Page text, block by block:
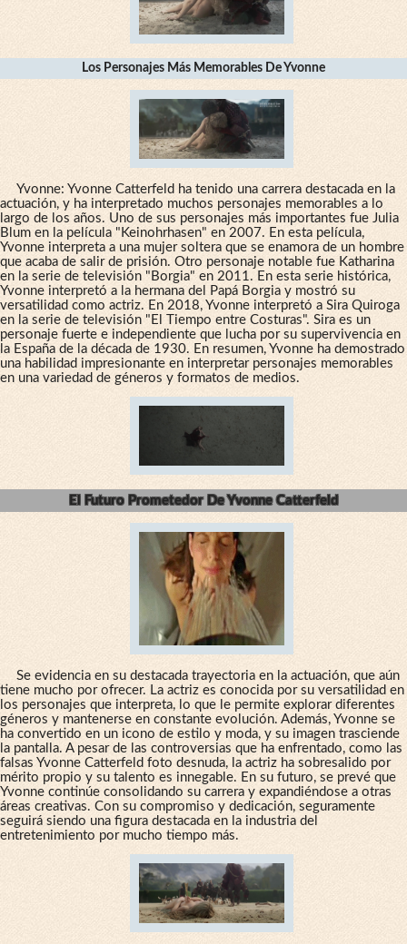
Los Personajes Más Memorables De Yvonne
Yvonne: Yvonne Catterfeld ha tenido una carrera destacada en la
actuación, y ha interpretado muchos personajes memorables a lo
largo de los años. Uno de sus personajes más importantes fue Julia
Blum en la película "Keinohrhasen" en 2007. En esta película,
Yvonne interpreta a una mujer soltera que se enamora de un hombre
que acaba de salir de prisión. Otro personaje notable fue Katharina
en la serie de televisión "Borgia" en 2011. En esta serie histórica,
Yvonne interpretó a la hermana del Papá Borgia y mostró su
versatilidad como actriz. En 2018, Yvonne interpretó a Sira Quiroga
en la serie de televisión "El Tiempo entre Costuras". Sira es un
personaje fuerte e independiente que lucha por su supervivencia en
la España de la década de 1930. En resumen, Yvonne ha demostrado
una habilidad impresionante en interpretar personajes memorables
en una variedad de géneros y formatos de medios.
El Futuro Prometedor De Yvonne Catterfeld
Se evidencia en su destacada trayectoria en la actuación, que aún
tiene mucho por ofrecer. La actriz es conocida por su versatilidad en
los personajes que interpreta, lo que le permite explorar diferentes
géneros y mantenerse en constante evolución. Además, Yvonne se
ha convertido en un icono de estilo y moda, y su imagen trasciende
la pantalla. A pesar de las controversias que ha enfrentado, como las
falsas Yvonne Catterfeld foto desnuda, la actriz ha sobresalido por
mérito propio y su talento es innegable. En su futuro, se prevé que
Yvonne continúe consolidando su carrera y expandiéndose a otras
áreas creativas. Con su compromiso y dedicación, seguramente
seguirá siendo una figura destacada en la industria del
entretenimiento por mucho tiempo más.